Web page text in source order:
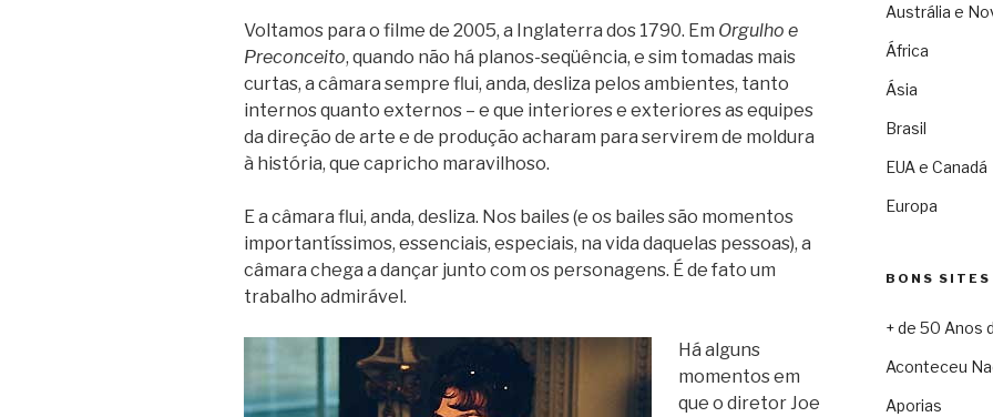
Voltamos para o filme de 2005, a Inglaterra dos 1790. Em Orgulho e
Preconceito, quando não há planos-seqüência, e sim tomadas mais
curtas, a câmara sempre flui, anda, desliza pelos ambientes, tanto
internos quanto externos – e que interiores e exteriores as equipes
da direção de arte e de produção acharam para servirem de moldura
à história, que capricho maravilhoso.
E a câmara flui, anda, desliza. Nos bailes (e os bailes são momentos
importantíssimos, essenciais, especiais, na vida daquelas pessoas), a
câmara chega a dançar junto com os personagens. É de fato um
trabalho admirável.
Há alguns
momentos em
que o diretor Joe
Austrália e
África
Ásia
Brasil
EUA e Canadá
Europa
BONS SITES
+ de 50 Anos
Aconteceu
Aporias